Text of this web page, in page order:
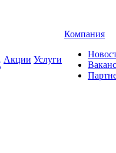
Акции Услуги
Компания